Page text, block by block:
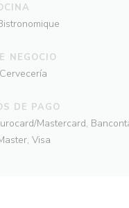
NEGOCIO
DE PAGO
Mastercard,
Visa